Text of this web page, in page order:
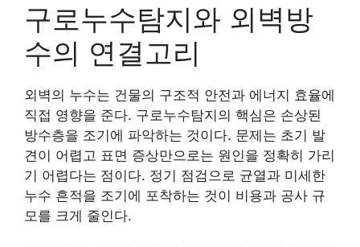
구로누수탐지와 외벽방
수의 연결고리
외벽의 누수는 건물의 구조적 안전과 에너지 효율에
직접 영향을 준다. 구로누수탐지의 핵심은 손상된
방수층을 조기에 파악하는 것이다. 문제는 초기 발
견이 어렵고 표면 증상만으로는 원인을 정확히 가리
기 어렵다는 점이다. 정기 점검으로 균열과 미세한
누수 흔적을 조기에 포착하는 것이 비용과 공사 규
모를 크게 줄인다.